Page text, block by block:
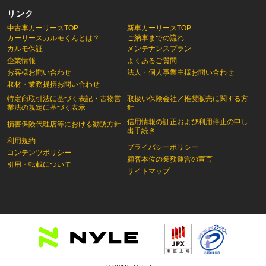
リンク
中古車カーリースTOP
カーリースカルモくんとは？
新車カーリースTOP
ご納車までの流れ
カルモ保証
企業情報
お客様お問い合わせ
取材・業務提携お問い合わせ
特定商取引法に基づく表記・古物営
業法の規定に基づく表示
損害保険代理店等における勧誘方針
利用規約
コンテンツポリシー
引用・転載について
メンテナンスプラン
よくあるご質問
法人・個人事業主様お問い合わせ
取扱い保険会社／推奨販売に関する方
針
信用情報の訂正および利用停止の申し
出手続き
プライバシーポリシー
顧客本位の業務運営の宣言
サイトマップ